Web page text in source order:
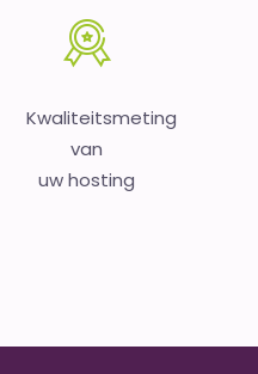
Kwaliteitsmeting
van
uw hosting